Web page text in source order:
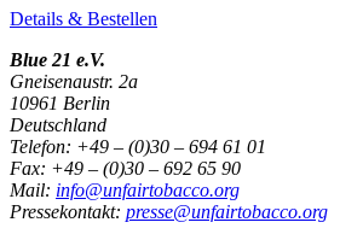
Details & Bestellen
Blue 21 e.V.
Gneisenaustr. 2a
10961 Berlin
Deutschland
Telefon: +49 – (0)30 – 694 61 01
Fax: +49 – (0)30 – 692 65 90
Mail: info@unfairtobacco.org
Pressekontakt: presse@unfairtobacco.org